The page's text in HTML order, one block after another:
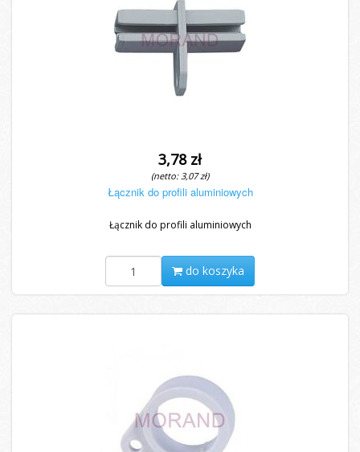
3,78 zł
(netto: 3,07 zł)
Łącznik do profili aluminiowych
Łącznik do profili aluminiowych
do koszyka